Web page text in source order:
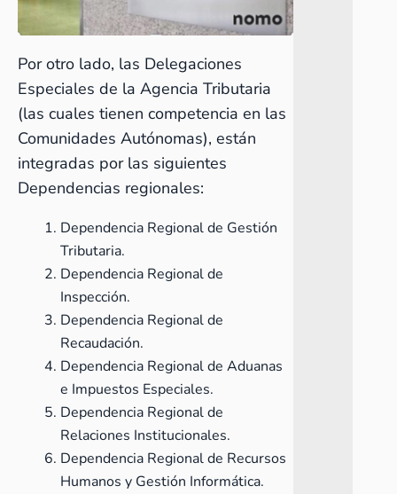
Por otro lado, las Delegaciones
Especiales de la Agencia Tributaria
(las cuales tienen competencia en las
Comunidades Autónomas), están
integradas por las siguientes
Dependencias regionales:
Dependencia Regional de Gestión
Tributaria.
Dependencia Regional de
Inspección.
Dependencia Regional de
Recaudación.
Dependencia Regional de Aduanas
e Impuestos Especiales.
Dependencia Regional de
Relaciones Institucionales.
Dependencia Regional de Recursos
Humanos y Gestión Informática.